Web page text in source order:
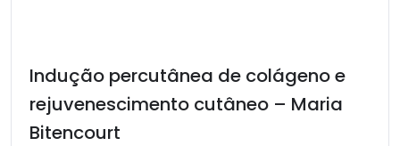
Indução percutânea de colágeno e
rejuvenescimento cutâneo – Maria
Bitencourt